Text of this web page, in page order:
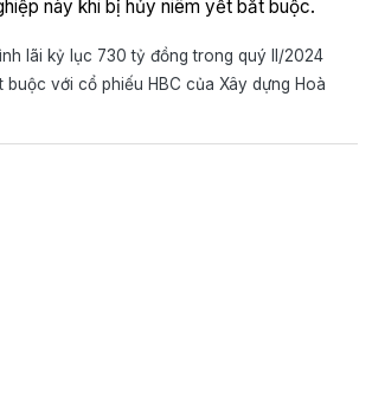
này khi bị hủy niêm yết bắt buộc.
lãi kỷ lục 730 tỷ đồng trong quý II/2024
buộc với cổ phiếu HBC của Xây dựng Hoà